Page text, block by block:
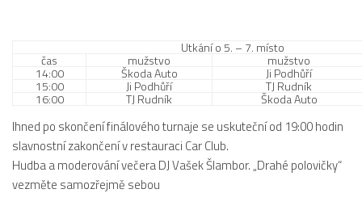
Zápasy 2025/26
Zápasy 2024/25
2023/24
2022/23
2021/22
Utkání o 5. – 7. místo
čas mužstvo mužstvo
14:00 Škoda Auto Ji Podhůří
15:00 Ji Podhůří TJ Rudník
16:00 TJ Rudník Škoda Auto
Ihned po skončení finálového turnaje se uskuteční od 19:00 hodin
slavnostní zakončení v restauraci Car Club.
Hudba a moderování večera DJ Vašek Šlambor. „Drahé polovičky“
vezměte samozřejmě sebou